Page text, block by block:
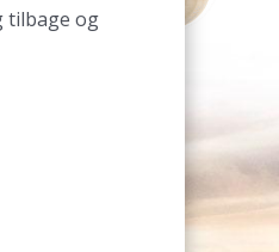
tilbage og